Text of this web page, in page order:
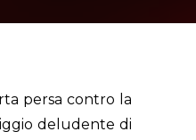
persa contro la
deludente di